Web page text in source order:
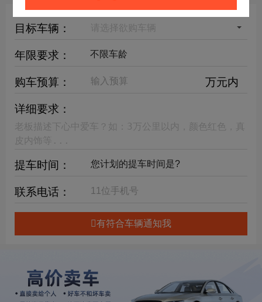
目标车辆： 请选择欲购车辆
年限要求：
购车预算：
万元内
详细要求：
提车时间：
联系电话：
有符合车辆通知我